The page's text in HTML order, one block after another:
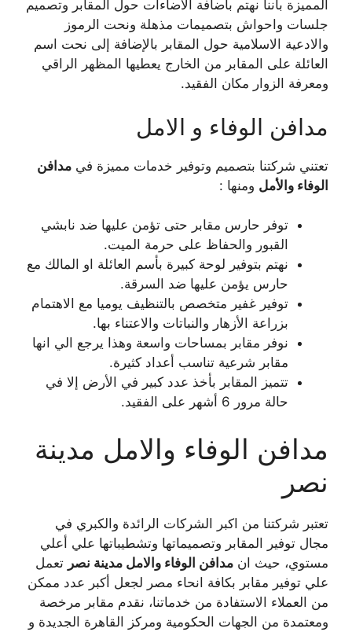
المميزة بأننا نهتم باضافة الاضاءات حول المقابر وتصميم
جلسات واحواش بتصميمات مذهلة ونحت الرموز
والادعية الاسلامية حول المقابر بالإضافة إلى نحت اسم
العائلة على المقابر من الخارج يعطيها المظهر الراقي
ومعرفة الزوار مكان الفقيد.
مدافن الوفاء و الامل
تعتني شركتنا بتصميم وتوفير خدمات مميزة في مدافن
الوفاء والأمل ومنها :
توفر حارس مقابر حتى تؤمن عليها ضد نابشي
القبور والحفاظ على حرمة الميت.
نهتم بتوفير لوحة كبيرة بأسم العائلة او المالك مع
حارس يؤمن عليها ضد السرقة.
توفير غفير متخصص بالتنظيف يوميا مع الاهتمام
بزراعة الأزهار والنباتات والاعتناء بها.
نوفر مقابر بمساحات واسعة وهذا يرجع الي انها
مقابر شرعية تناسب أعداد كثيرة.
تتميز المقابر بأخذ عدد كبير في الأرض إلا في
حالة مرور 6 أشهر على الفقيد.
مدافن الوفاء والامل مدينة
نصر
تعتبر شركتنا من اكبر الشركات الرائدة والكبري في
مجال توفير المقابر وتصميماتها وتشطيباتها علي أعلي
مستوي، حيث ان مدافن الوفاء والامل مدينة نصر تعمل
علي توفير مقابر بكافة انحاء مصر لجعل أكبر عدد ممكن
من العملاء الاستفادة من خدماتنا، نقدم مقابر مرخصة
ومعتمدة من الجهات الحكومية ومركز القاهرة الجديدة و